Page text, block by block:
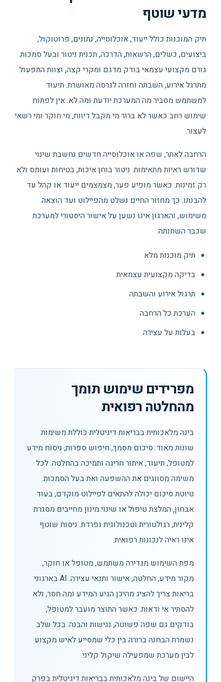
מדעי שוטף
תיק המוכנות כולל ייעוד, אוכלוסייה, נתונים, פרוטוקול,
ביצועים, כשלים, הרשאות, הדרכה, תכנית ניטור ובעל סמכות.
גורם מקצועי עצמאי בודק מדגם ומקרי קצה, וצוות התפעול
מתרגל אירוע, השבתה וחזרה לגרסה מאושרת. תיעוד
למשתמש מסביר מה המערכת יודעת ומה לא. אין לפתוח
שימוש רחב כאשר לא ברור מי מקבל דיווח, מי חוקר ומי רשאי
לעצור.
הרחבה לאתר, שפה או אוכלוסייה חדשים נחשבת שינוי
שדורש ראיות מתאימות. ניטור בוחן איכות, בטיחות ועומס ולא
רק זמינות. כאשר מופיע פער, מצמצמים ייעוד או קהל עד
להבנתו. כך מחזור החיים נשלט מהפיילוט ועד הוצאה
משימוש, והארגון אינו נשען על אישור היסטורי למערכת
שכבר השתנתה.
תיק מוכנות מלא
בדיקה מקצועית עצמאית
תרגול אירוע והשבתה
הערכת כל הרחבה
בעלות על עצירה
מפרידים שימוש תומך
מהחלטה רפואית
בינה מלאכותית בבריאות דיגיטלית כוללת משימות
שונות מאוד: סיכום מסמך, חיפוש ספרות, ניסוח מידע
למטופל, תיעוד, איתור חריגה ותמיכה בהחלטה. לכל
משימה מסווגים את ההשפעה ואת בעל הסמכות.
טיוטת סיכום יכולה להתאים לפיילוט מוקדם, בעוד
אבחון, המלצת טיפול או שינוי מינון מחייבים מסגרת
קלינית, רגולטורית וטכנולוגית נפרדת. ניסוח שוטף
אינו ראיה לנכונות רפואית.
מפת השימוש מגדירה משתמש, מטופל או חוקר,
מקור מידע, החלטה, אישור ותנאי עצירה. AI בארגוני
בריאות צריך להציג מהיכן הגיע המידע ומה חסר, ולא
להסתיר אי ודאות. כאשר התוצר מועבר למטופל,
בודקים גם שפה פשוטה, נגישות והבנה. בכל שלב
נשמרת הבחנה ברורה בין כלי שמסייע לאיש מקצוע
לבין מערכת שמפעילה שיקול קליני.
היישום של בינה מלאכותית בבריאות דיגיטלית בפרק